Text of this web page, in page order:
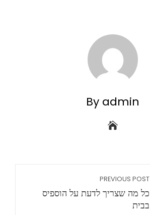
By admin
PREVIOUS POST
כל מה שצריך לדעת על הוספיס
בבית